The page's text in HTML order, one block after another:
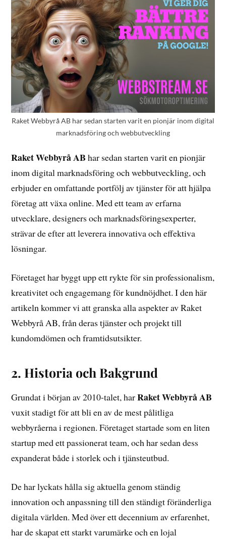
Raket Webbyrå AB har sedan starten varit en pionjär inom digital
marknadsföring och webbutveckling
Raket Webbyrå AB har sedan starten varit en pionjär
inom digital marknadsföring och webbutveckling, och
erbjuder en omfattande portfölj av tjänster för att hjälpa
företag att växa online. Med ett team av erfarna
utvecklare, designers och marknadsföringsexperter,
strävar de efter att leverera innovativa och effektiva
lösningar.
Företaget har byggt upp ett rykte för sin professionalism,
kreativitet och engagemang för kundnöjdhet. I den här
artikeln kommer vi att granska alla aspekter av Raket
Webbyrå AB, från deras tjänster och projekt till
kundomdömen och framtidsutsikter.
2. Historia och Bakgrund
Grundat i början av 2010-talet, harRaket Webbyrå AB
vuxit stadigt för att bli en av de mest pålitliga
webbyråerna i regionen. Företaget startade som en liten
startup med ett passionerat team, och har sedan dess
expanderat både i storlek och i tjänsteutbud.
De har lyckats hålla sig aktuella genom ständig
innovation och anpassning till den ständigt föränderliga
digitala världen. Med över ett decennium av erfarenhet,
har de skapat ett starkt varumärke och en lojal